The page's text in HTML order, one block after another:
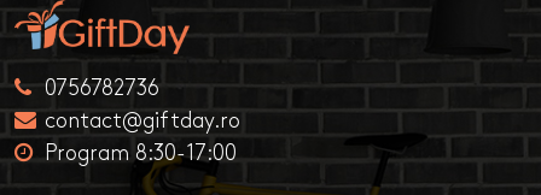
0756782736
contact@giftday.ro
Program 8:30-17:00